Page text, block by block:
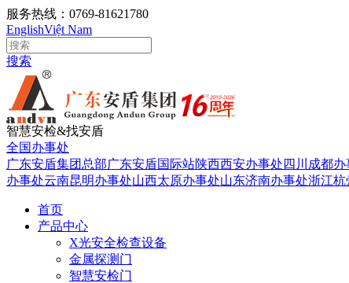
服务热线：0769-81621780
EnglishViệt Nam
搜索
智慧安检&找安盾
全国办事处
广东安盾集团总部广东安盾国际站陕西西安办事处 四川成都办
办事处云南昆明办事处山西太原办事处山东济南办事处浙江杭
首页
产品中心
X光安全检查设备
金属探测门
智慧安检门